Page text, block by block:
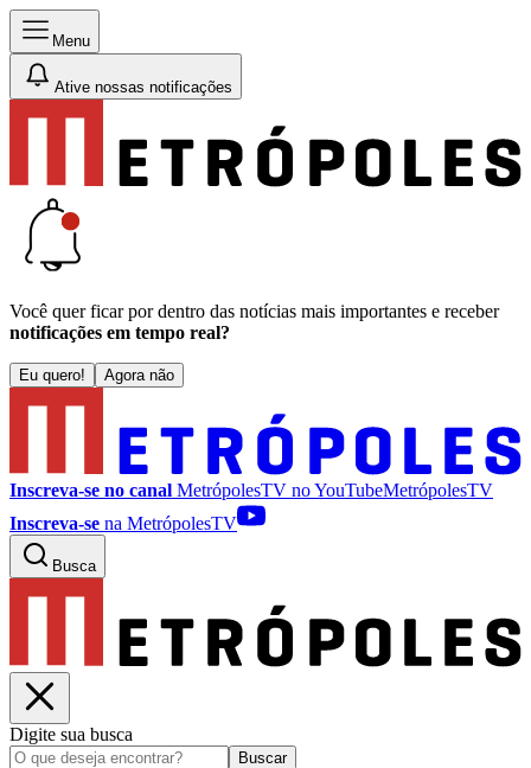
Menu
Ative nossas notificações
Você quer ficar por dentro das notícias mais importantes e receber
notificações em tempo real?
Eu quero! Agora não
Inscreva-se no canal MetrópolesTV noYouTubeMetrópolesTV
Inscreva-se na MetrópolesTV
Busca
Digite sua busca
Buscar